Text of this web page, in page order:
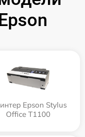
Epson Stylus
Office T1100